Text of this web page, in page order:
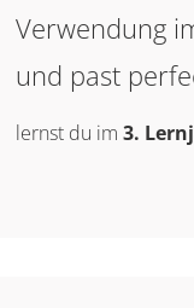
Verwendung
und past
lernst du im 3.